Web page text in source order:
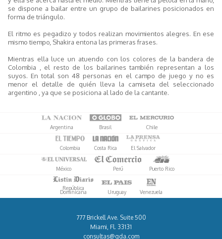
se dispone a bailar entre un grupo de bailarines posicionados en
forma de triángulo.
El ritmo es pegadizo y todos realizan movimientos alegres. En ese
mismo tiempo, Shakira entona las primeras frases.
Mientras ella luce un atuendo con los colores de la bandera de
Colombia , el resto de los bailarines también representan a los
suyos. En total son 48 personas en el campo de juego y no es
menor el detalle de quién lleva la camiseta del seleccionado
argentino , ya que se posiciona al lado de la cantante.
Argentina Brasil Chile
Colombia Costa Rica El Salvador
México Perú Puerto Rico
República
Dominicana Uruguay Venezuela
777 Brickell Ave. Suite 500
Miami, Fl. 33131
consultas@gda.com